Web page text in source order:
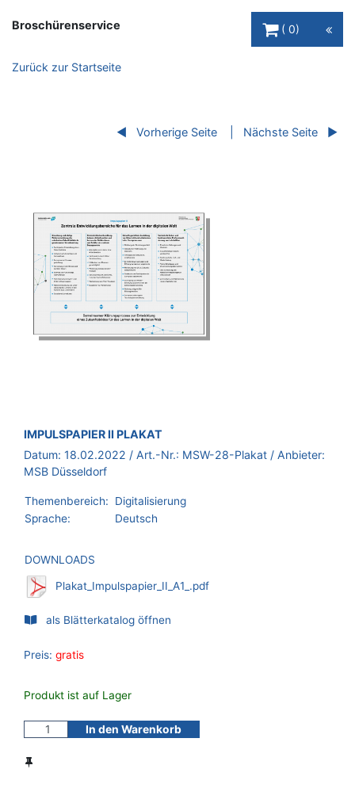
Broschürenservice
0
Zurück zur Startseite
Vorherige Seite Nächste Seite
BROSCHÜRE:
IMPULSPAPIER II PLAKAT
Datum: 18.02.2022 / Art.-Nr.: MSW-28-Plakat / Anbieter:
MSB Düsseldorf
Themenbereich:
Digitalisierung
Sprache:
Deutsch
DOWNLOADS
Plakat_Impulspapier_II_A1_.pdf
als Blätterkatalog öffnen
Preis: gratis
Produkt ist auf Lager
In den Warenkorb